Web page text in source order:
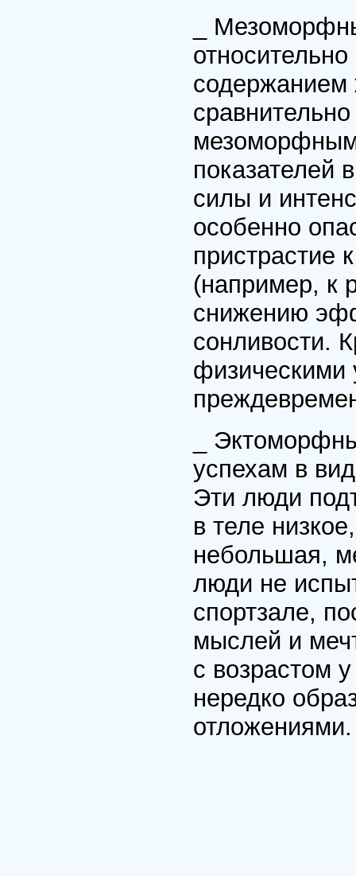
_
содержанием
показателей
силы и
особенно
пристрастие
(например, к
снижению
сонливости.
физическими
_
успехам в
Эти люди
в теле
небольшая,
люди не
спортзале,
мыслей и
с возрастом
нередко
отложениями.